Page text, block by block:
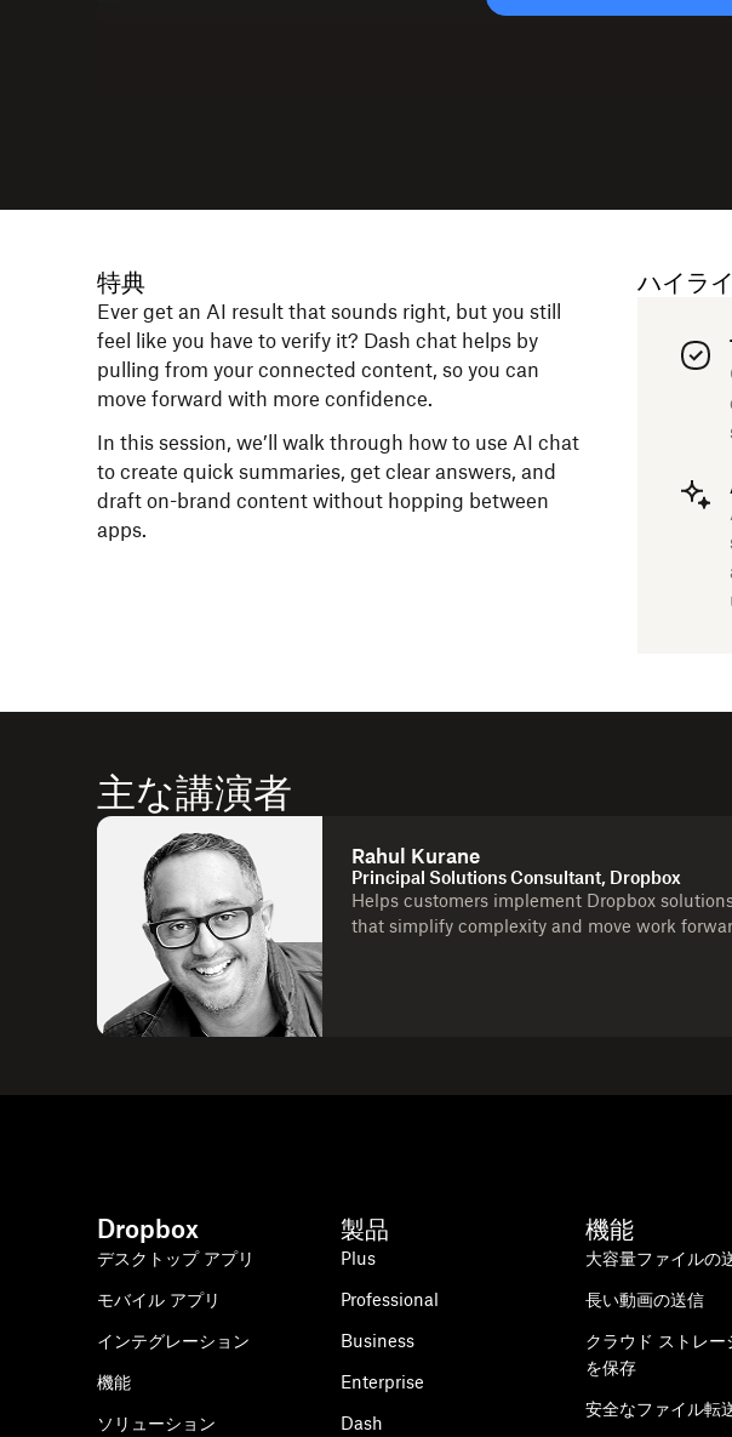
特典
Ever get an AI result that sounds right, but you still
feel like you have to verify it? Dash chat helps by
pulling from your connected content, so you can
move forward with more confidence.
In this session, we’ll walk through how to use AI chat
to create quick summaries, get clear answers, and
draft on-brand content without hopping between
apps.
ハイラ
主な講演者
Rahul Kurane
Principal Solutions Consultant, Dropbox
Helps customers implement Dropbox
that simplify complexity and move work
Dropbox
デスクトップ アプリ
モバイル アプリ
インテグレーション
機能
ソリューション
製品
Plus
Professional
Business
Enterprise
Dash
機能
大容量ファイルの
長い動画の送信
クラウド ストレー
を保存
安全なファイル転